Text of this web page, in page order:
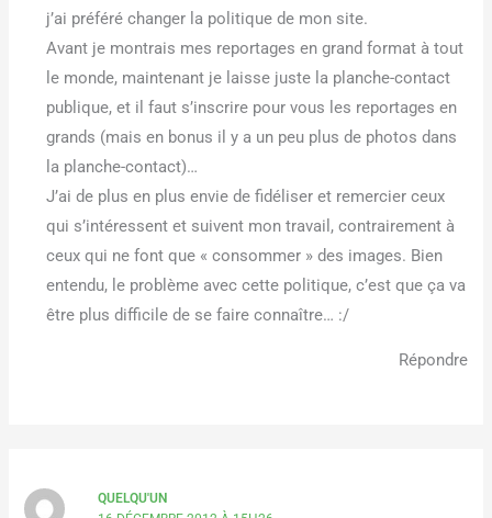
j’ai préféré changer la politique de mon site.
Avant je montrais mes reportages en grand format à tout
le monde, maintenant je laisse juste la planche-contact
publique, et il faut s’inscrire pour vous les reportages en
grands (mais en bonus il y a un peu plus de photos dans
la planche-contact)…
J’ai de plus en plus envie de fidéliser et remercier ceux
qui s’intéressent et suivent mon travail, contrairement à
ceux qui ne font que « consommer » des images. Bien
entendu, le problème avec cette politique, c’est que ça va
être plus difficile de se faire connaître… :/
Répondre
QUELQU'UN